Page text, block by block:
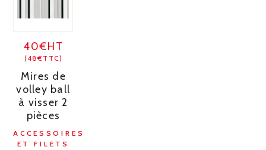
40€HT
(48€TTC)
Mires de
volley ball
à visser 2
pièces
ACCESSOIRES
ET FILETS